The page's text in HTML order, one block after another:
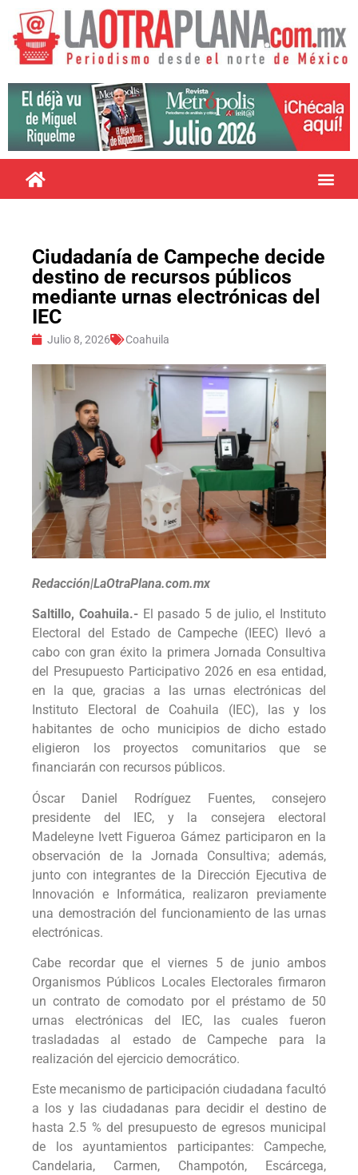
Ciudadanía de Campeche decide
destino de recursos públicos
mediante urnas electrónicas del
IEC
Julio 8, 2026 Coahuila
Redacción|LaOtraPlana.com.mx
Saltillo, Coahuila.- El pasado 5 de julio, el Instituto
Electoral del Estado de Campeche (IEEC) llevó a
cabo con gran éxito la primera Jornada Consultiva
del Presupuesto Participativo 2026 en esa entidad,
en la que, gracias a las urnas electrónicas del
Instituto Electoral de Coahuila (IEC), las y los
habitantes de ocho municipios de dicho estado
eligieron los proyectos comunitarios que se
financiarán con recursos públicos.
Óscar Daniel Rodríguez Fuentes, consejero
presidente del IEC, y la consejera electoral
Madeleyne Ivett Figueroa Gámez participaron en la
observación de la Jornada Consultiva; además,
junto con integrantes de la Dirección Ejecutiva de
Innovación e Informática, realizaron previamente
una demostración del funcionamiento de las urnas
electrónicas.
Cabe recordar que el viernes 5 de junio ambos
Organismos Públicos Locales Electorales firmaron
un contrato de comodato por el préstamo de 50
urnas electrónicas del IEC, las cuales fueron
trasladadas al estado de Campeche para la
realización del ejercicio democrático.
Este mecanismo de participación ciudadana facultó
a los y las ciudadanas para decidir el destino de
hasta 2.5 % del presupuesto de egresos municipal
de los ayuntamientos participantes: Campeche,
Candelaria, Carmen, Champotón, Escárcega,